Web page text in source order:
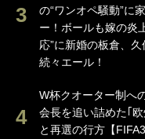
の“ワンオペ騒動”に
ー！ボールも嫁の炎
応”に新婚の板倉、
続々エール！
W杯クオーター制へ
会長を追い詰めた｢
と再選の行方【